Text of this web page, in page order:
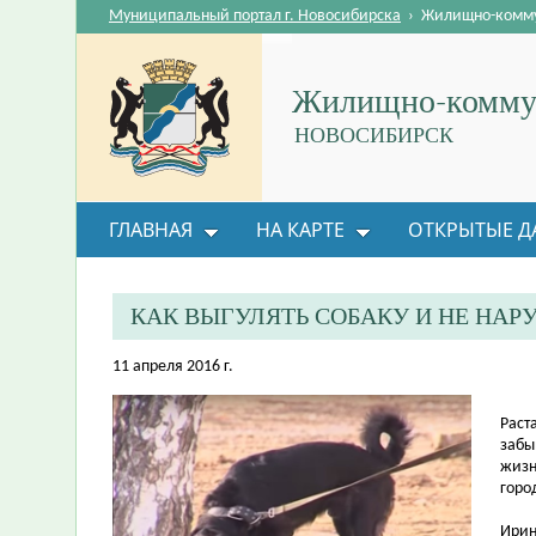
Жилищно-
НОВОСИБИРСК
Муниципальный портал г. Новосибирска › Жилищно-
ГЛАВНАЯ НА КАРТЕ ОТКРЫТЫЕ
ОБРАТНАЯ СВЯЗЬ
КАК ВЫГУЛЯТЬ СОБАКУ И НЕ
11 апреля 2016 г.